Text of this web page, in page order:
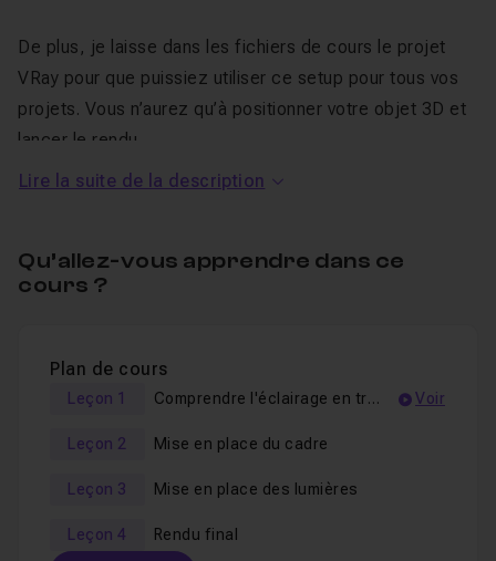
De plus, je laisse dans les fichiers de cours le projet
VRay pour que puissiez utiliser ce setup pour tous vos
projets. Vous n’aurez qu’à positionner votre objet 3D et
lancer le rendu.
points sur VRay pour SketchUp
Comment créer un point devueefficace,
Comment créer l'éclairage en trois points,
Je m’appelle Timothée, je suis modélisateur 3D certifié.
Je suis formateur Sketchup dans les écoles d’art et
Lire la suite de la description
Qu’allez-vous apprendre dans ce
cours ?
Plan de cours
Leçon 1 Comprendre l'éclairage en trois points Voir
Leçon 2 Mise en place du cadre
Leçon 3 Mise en place des lumières
Leçon 4 Rendu final